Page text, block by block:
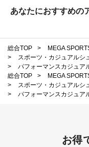
あなたにおすすめの
総合TOP > MEGA
>
スポーツ・カジュアルシ
>
パフォーマンスカジュア
総合TOP
> MEGA
>
スポーツ・カジュアルシ
>
パフォーマンスカジュア
お得